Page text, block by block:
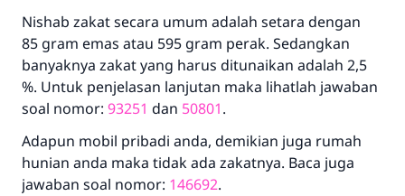
Nishab zakat secara umum adalah setara dengan
85 gram emas atau 595 gram perak. Sedangkan
banyaknya zakat yang harus ditunaikan adalah 2,5
%. Untuk penjelasan lanjutan maka lihatlah jawaban
soal nomor: 93251 dan 50801.
Adapun mobil pribadi anda, demikian juga rumah
hunian anda maka tidak ada zakatnya. Baca juga
jawaban soal nomor: 146692.